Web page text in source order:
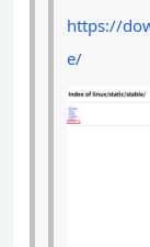
https://
e/